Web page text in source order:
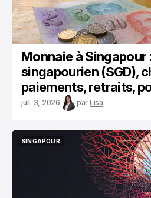
Monnaie à Singapour
singapourien (SGD),
paiements, retraits,
juil. 3, 2026 par Lisa
SINGAPOUR